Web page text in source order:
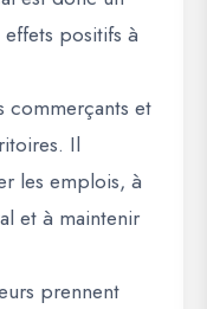
positifs à
commerçants et
Il
les emplois, à
et à maintenir
prennent